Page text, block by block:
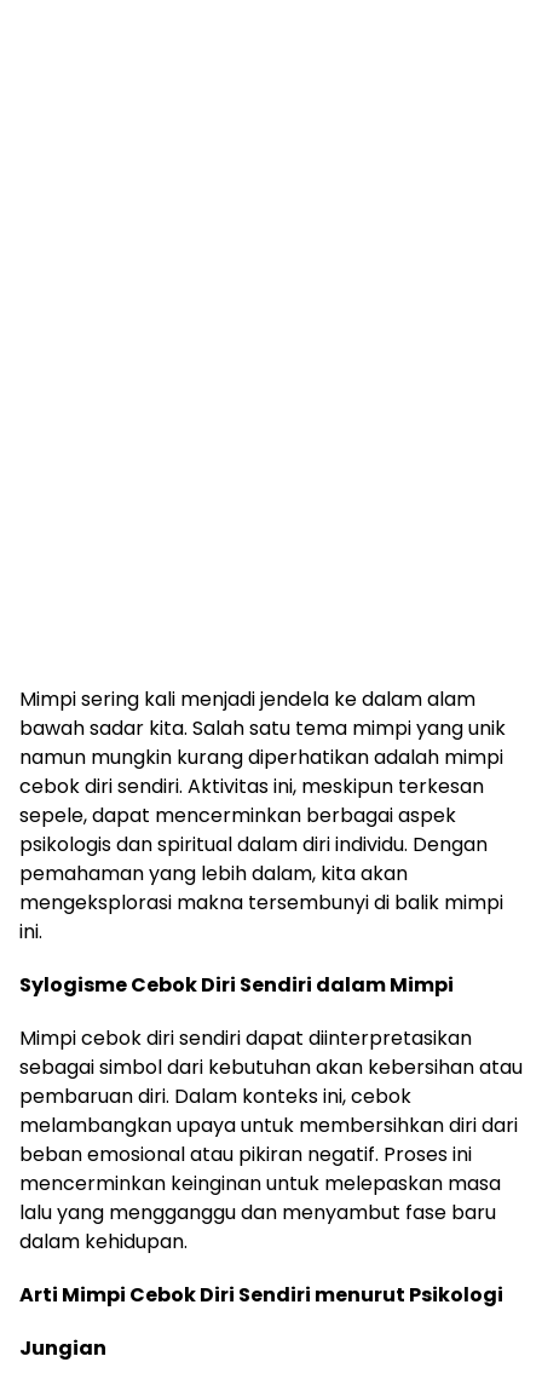
Mimpi sering kali menjadi jendela ke dalam alam
bawah sadar kita. Salah satu tema mimpi yang unik
namun mungkin kurang diperhatikan adalah mimpi
cebok diri sendiri. Aktivitas ini, meskipun terkesan
sepele, dapat mencerminkan berbagai aspek
psikologis dan spiritual dalam diri individu. Dengan
pemahaman yang lebih dalam, kita akan
mengeksplorasi makna tersembunyi di balik mimpi
ini.
Sylogisme Cebok Diri Sendiri dalam Mimpi
Mimpi cebok diri sendiri dapat diinterpretasikan
sebagai simbol dari kebutuhan akan kebersihan atau
pembaruan diri. Dalam konteks ini, cebok
melambangkan upaya untuk membersihkan diri dari
beban emosional atau pikiran negatif. Proses ini
mencerminkan keinginan untuk melepaskan masa
lalu yang mengganggu dan menyambut fase baru
dalam kehidupan.
Arti Mimpi Cebok Diri Sendiri menurut Psikologi
Jungian